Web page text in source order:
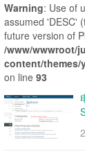
Warning: Use of
assumed 'DESC'
future version of
/www/wwwroot/
content/
on line 93